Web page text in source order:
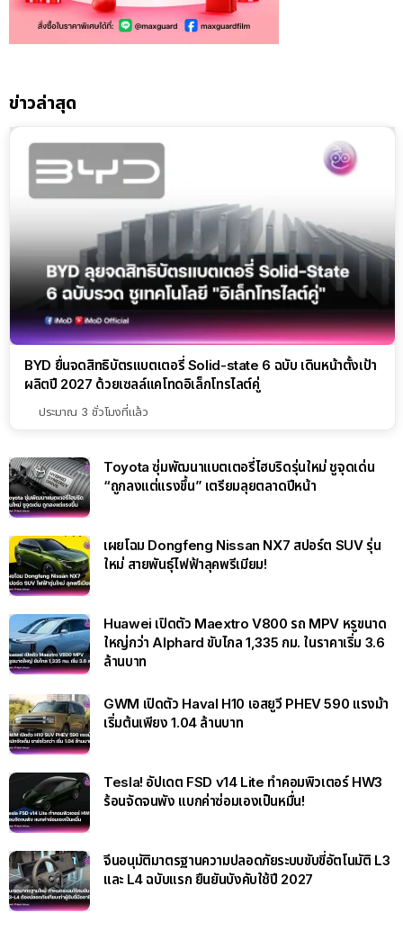
ข่าวล่าสุด
BYD ยื่นจดสิทธิบัตรแบตเตอรี่ Solid-state 6 ฉบับ เดินหน้าตั้งเป้า
ผลิตปี 2027 ด้วยเซลล์แคโทดอิเล็กโทรไลต์คู่
ประมาณ 3 ชั่วโมงที่แล้ว
Toyota ซุ่มพัฒนาแบตเตอรี่ไฮบริดรุ่นใหม่ ชูจุดเด่น
“ถูกลงแต่แรงขึ้น” เตรียมลุยตลาดปีหน้า
เผยโฉม Dongfeng Nissan NX7 สปอร์ต SUV รุ่น
ใหม่ สายพันธุ์ไฟฟ้าลุคพรีเมียม!
Huawei เปิดตัว Maextro V800 รถ MPV หรูขนาด
ใหญ่กว่า Alphard ขับไกล 1,335 กม. ในราคาเริ่ม 3.6
ล้านบาท
GWM เปิดตัว Haval H10 เอสยูวี PHEV 590 แรงม้า
เริ่มต้นเพียง 1.04 ล้านบาท
Tesla! อัปเดต FSD v14 Lite ทำคอมพิวเตอร์ HW3
ร้อนจัดจนพัง แบกค่าซ่อมเองเป็นหมื่น!
จีนอนุมัติมาตรฐานความปลอดภัยระบบขับขี่อัตโนมัติ L3
และ L4 ฉบับแรก ยืนยันบังคับใช้ปี 2027